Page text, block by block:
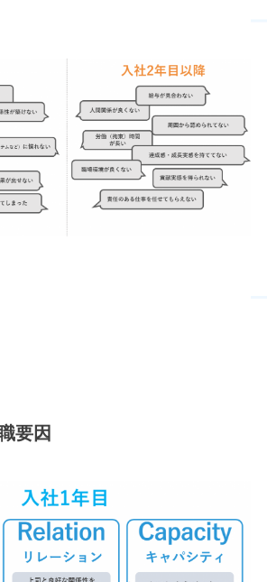
要因